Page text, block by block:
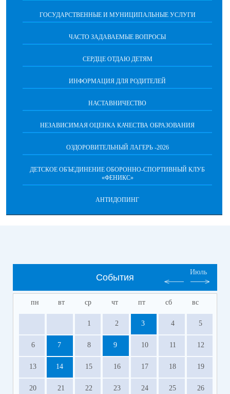
ГОСУДАРСТВЕННЫЕ И МУНИЦИПАЛЬНЫЕ УСЛУГИ
ЧАСТО ЗАДАВАЕМЫЕ ВОПРОСЫ
СЕРДЦЕ ОТДАЮ ДЕТЯМ
ИНФОРМАЦИЯ ДЛЯ РОДИТЕЛЕЙ
НАСТАВНИЧЕСТВО
НЕЗАВИСИМАЯ ОЦЕНКА КАЧЕСТВА ОБРАЗОВАНИЯ
ОЗДОРОВИТЕЛЬНЫЙ ЛАГЕРЬ -2026
ДЕТСКОЕ ОБЪЕДИНЕНИЕ ОБОРОННО-СПОРТИВНЫЙ КЛУБ
«ФЕНИКС»
АНТИДОПИНГ
События
Июль
пн вт ср чт пт сб вс
1 2 3 4 5
6 7 8 9 10 11 12
13 14 15 16 17 18 19
20 21 22 23 24 25 26